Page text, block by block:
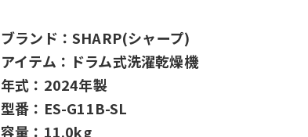
ブランド：SHARP(シャープ)
アイテム：ドラム式洗濯乾燥機
年式：2024年製
型番：ES-G11B-SL
容量：11.0kg